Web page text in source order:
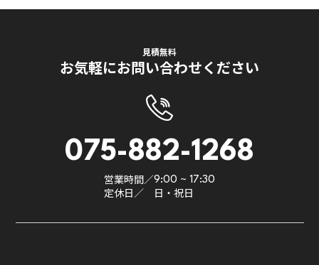
見積無料
お気軽にお問い合わせください
075-882-1268
営業時間／9:00 ~ 17:30
定休日／ 日・祝日